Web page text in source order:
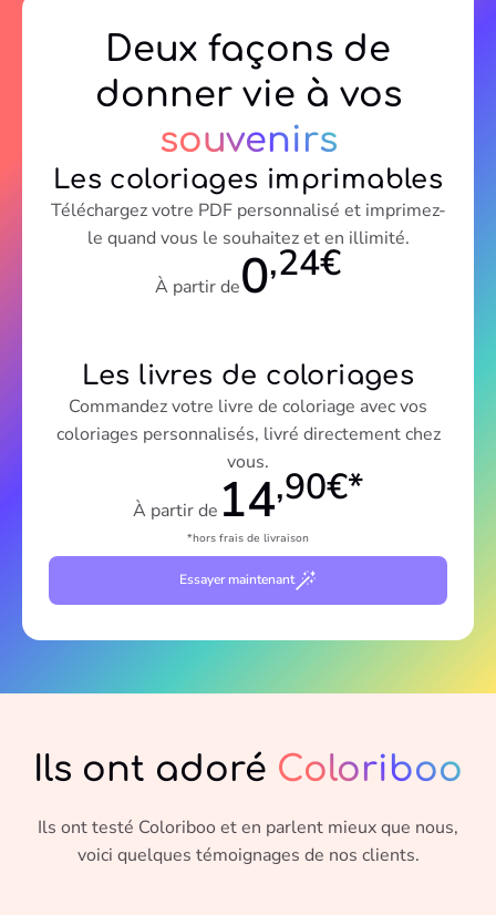
Deux façons de
donner vie à vos
souvenirs
Les coloriages imprimables
Téléchargez votre PDF personnalisé et imprimez-
le quand vous le souhaitez et en illimité.
À partir de0,24€
Les livres de coloriages
Commandez votre livre de coloriage avec vos
coloriages personnalisés, livré directement chez
vous.
À partir de 14,90€*
*hors frais de livraison
Essayer maintenant
Ils ont adoré Coloriboo
Ils ont testé Coloriboo et en parlent mieux que nous,
voici quelques témoignages de nos clients.